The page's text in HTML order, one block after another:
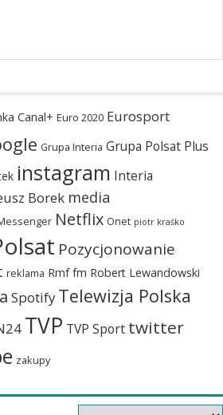
Canal+ Euro 2020 Eurosport
Grupa Interia Grupa Polsat Plus
instagram Interia
Borek media
Netflix Onet piotr kraśko
Pozycjonowanie
reklama Rmf fm Robert Lewandowski
Spotify Telewizja Polska
TVP TVP Sport twitter
zakupy